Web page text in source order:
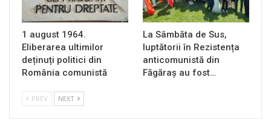
1 august 1964.
Eliberarea ultimilor
deținuți politici din
România comunistă
La Sâmbăta de Sus,
luptătorii în Rezistența
anticomunistă din
Făgăraș au fost…
PREV NEXT